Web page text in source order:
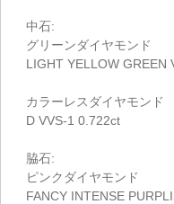
中石:
グリーンダイヤモンド
LIGHT YELLOW GREEN
カラーレスダイヤモンド
D VVS-1 0.722ct
脇石:
ピンクダイヤモンド
FANCY INTENSE